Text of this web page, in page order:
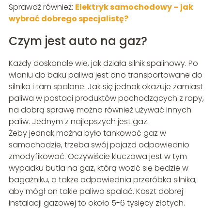
Sprawdź również: Elektryk samochodowy – jak
wybrać dobrego specjalistę?
Czym jest auto na gaz?
Każdy doskonale wie, jak działa silnik spalinowy. Po
wlaniu do baku paliwa jest ono transportowane do
silnika i tam spalane. Jak się jednak okazuje zamiast
paliwa w postaci produktów pochodzących z ropy,
na dobrą sprawę można również używać innych
paliw. Jednym z najlepszych jest gaz.
Żeby jednak można było tankować gaz w
samochodzie, trzeba swój pojazd odpowiednio
zmodyfikować. Oczywiście kluczowa jest w tym
wypadku butla na gaz, którą wozić się będzie w
bagażniku, a także odpowiednia przeróbka silnika,
aby mógł on takie paliwo spalać. Koszt dobrej
instalacji gazowej to około 5-6 tysięcy złotych.